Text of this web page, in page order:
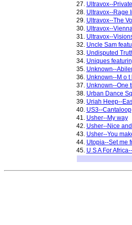
27. Ultravox--
28. Ultravox--Rage
29. Ultravox--The
30. Ultravox--
31. Ultravox--
32. Uncle Sam
33. Undisputed
34. Uniques
35. Unknown--
36. Unknown--M o t
37. Unknown--One
38. Urban Dance
39. Uriah Heep--
40. US3--Cantaloop
41. Usher--My way
42. Usher--Nice
43. Usher--You
44. Utopia--Set me
45. U S A For